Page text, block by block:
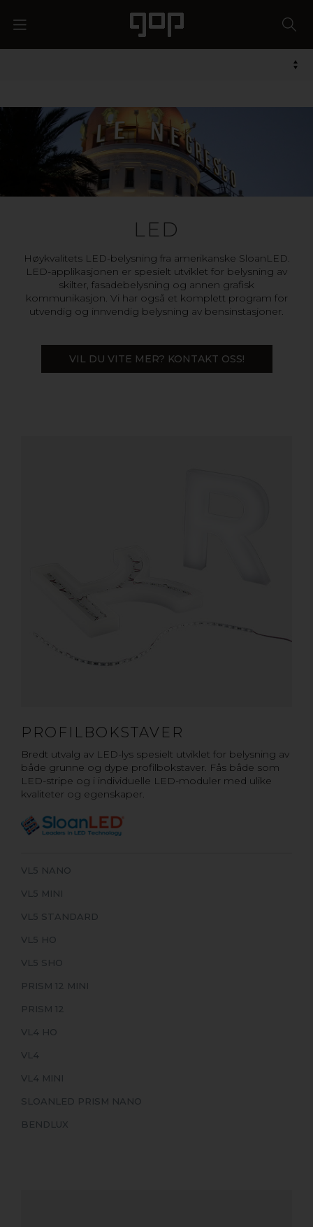
LED
Høykvalitets LED-belysning fra amerikanske SloanLED.
LED-applikasjonen er spesielt utviklet for belysning av
skilter, fasadebelysning og annen grafisk
kommunikasjon. Vi har også et komplett program for
utvendig og innvendig belysning av bensinstasjoner.
VIL DU VITE MER? KONTAKT OSS!
PROFILBOKSTAVER
Bredt utvalg av LED-lys spesielt utviklet for belysning av
både grunne og dype profilbokstaver. Fås både som
LED-stripe og i individuelle LED-moduler med ulike
kvaliteter og egenskaper.
VL5 NANO
VL5 MINI
VL5 STANDARD
VL5 HO
VL5 SHO
PRISM 12 MINI
PRISM 12
VL4 HO
VL4
VL4 MINI
SLOANLED PRISM NANO
BENDLUX